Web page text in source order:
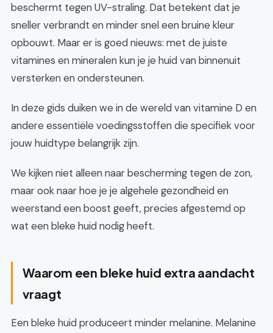
beschermt tegen UV-straling. Dat betekent dat je
sneller verbrandt en minder snel een bruine kleur
opbouwt. Maar er is goed nieuws: met de juiste
vitamines en mineralen kun je je huid van binnenuit
versterken en ondersteunen.
In deze gids duiken we in de wereld van vitamine D en
andere essentiële voedingsstoffen die specifiek voor
jouw huidtype belangrijk zijn.
We kijken niet alleen naar bescherming tegen de zon,
maar ook naar hoe je je algehele gezondheid en
weerstand een boost geeft, precies afgestemd op
wat een bleke huid nodig heeft.
Waarom een bleke huid extra aandacht
vraagt
Een bleke huid produceert minder melanine. Melanine